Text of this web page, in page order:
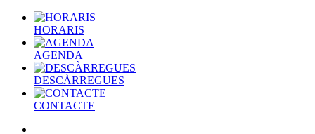
HORARIS
AGENDA
DESCÀRREGUES
CONTACTE